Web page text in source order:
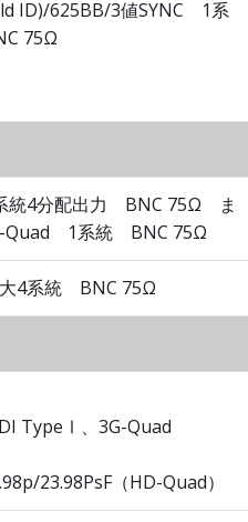
ID)/625BB/3値SYNC 1系
75Ω
4分配出力 BNC 75Ω ま
Quad 1系統 BNC 75Ω
4系統 BNC 75Ω
TypeⅠ、3G-Quad
23.98PsF（HD-Quad）